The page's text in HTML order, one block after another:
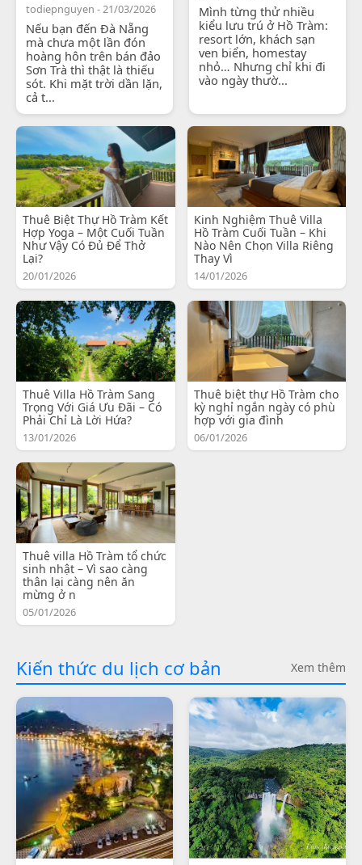
todiepnguyen - 21/03/2026
Nếu bạn đến Đà Nẵng
mà chưa một lần đón
hoàng hôn trên bán đảo
Sơn Trà thì thật là thiếu
sót. Khi mặt trời dần lặn,
cả t...
Mình từng thử nhiều
kiểu lưu trú ở Hồ Tràm:
resort lớn, khách sạn
ven biển, homestay
nhỏ… Nhưng chỉ khi đi
vào ngày thườ...
Thuê Biệt Thự Hồ Tràm Kết
Hợp Yoga – Một Cuối Tuần
Như Vậy Có Đủ Để Thở
Lại?
20/01/2026
Kinh Nghiệm Thuê Villa
Hồ Tràm Cuối Tuần – Khi
Nào Nên Chọn Villa Riêng
Thay Vì
14/01/2026
Thuê Villa Hồ Tràm Sang
Trọng Với Giá Ưu Đãi – Có
Phải Chỉ Là Lời Hứa?
13/01/2026
Thuê biệt thự Hồ Tràm cho
kỳ nghỉ ngắn ngày có phù
hợp với gia đình
06/01/2026
Thuê villa Hồ Tràm tổ chức
sinh nhật – Vì sao càng
thân lại càng nên ăn
mừng ở n
05/01/2026
Kiến thức du lịch cơ bản Xem thêm